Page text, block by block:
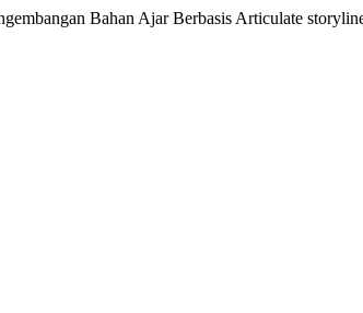
Bahan Ajar Berbasis Articulate